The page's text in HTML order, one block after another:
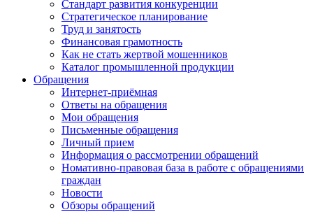
Стандарт развития конкуренции
Стратегическое планирование
Труд и занятость
Финансовая грамотность
Как не стать жертвой мошенников
Каталог промышленной продукции
Обращения
Интернет-приёмная
Ответы на обращения
Мои обращения
Письменные обращения
Личный прием
Информация о рассмотрении обращений
Номативно-правовая база в работе с обращениями
граждан
Новости
Обзоры обращений